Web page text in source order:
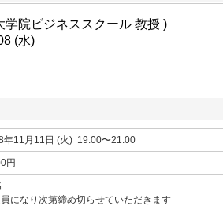
学院ビジネススクール 教授 )
(水)
年11月11日 (火) 19:00〜21:00
円
になり次第締め切らせていただきます